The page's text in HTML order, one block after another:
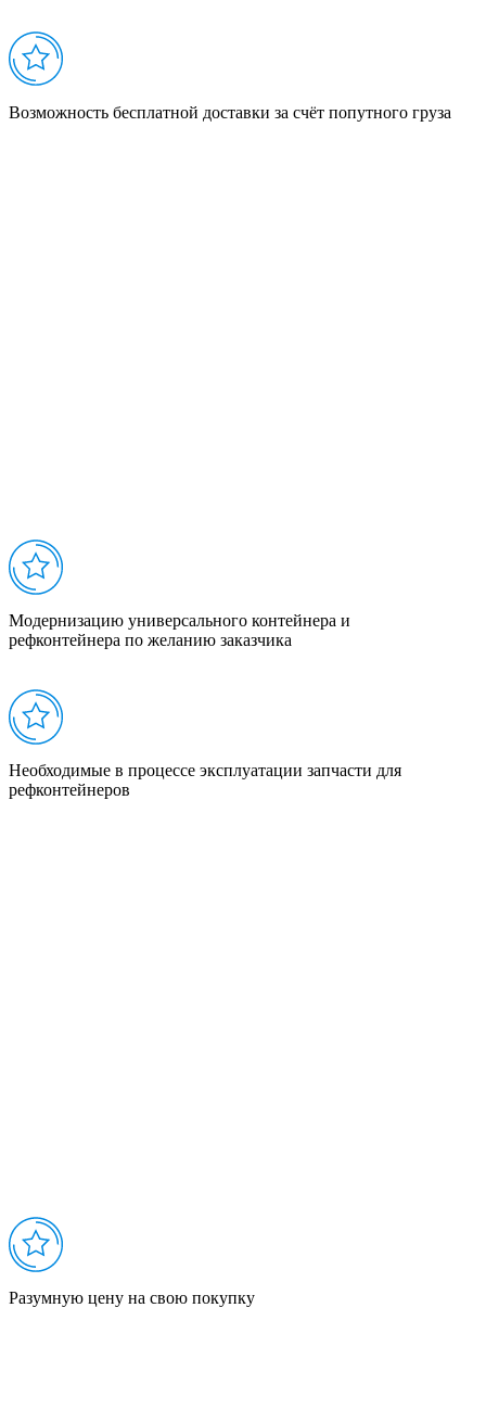
Возможность бесплатной доставки за счёт попутного груза
Модернизацию универсального контейнера и
рефконтейнера по желанию заказчика
Необходимые в процессе эксплуатации запчасти для
рефконтейнеров
Разумную цену на свою покупку